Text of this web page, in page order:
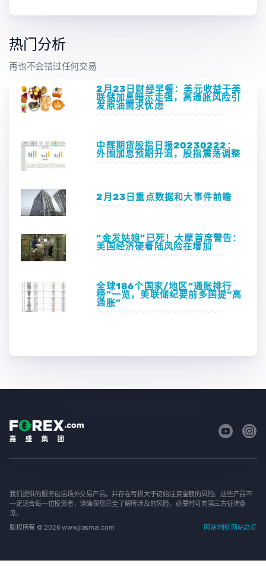
热门分析
再也不会错过任何交易
2月23日财经早餐：美元收益于美
联储加息暗示走强，高通胀风险引
发原油需求忧虑
中辉期货股指日报20230222：
外围加息预期升温，股指震荡调整
2月23日重点数据和大事件前瞻
“金发姑娘”已死！大摩首席警告：
美国经济硬着陆风险在增加
全球186个国家/地区“通胀排行
榜”一览，美联储纪要前多国提“高
通胀”
我们提供的服务包括场外交易产品，并存在亏损大于初始注资金额的风险。这些产品不
一定适合每一位投资者，请确保您完全了解所涉及的风险，必要时可向第三方征询意
见。
版权所有 © 2026 www.jiasmai.com
网站地图 网站总览